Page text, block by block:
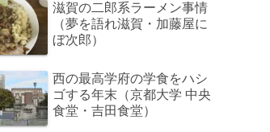
滋賀の二郎系ラーメン事情
（夢を語れ滋賀・加藤屋に
ぼ次郎）
西の最高学府の学食をハシ
ゴする年末（京都大学 中央
食堂・吉田食堂）